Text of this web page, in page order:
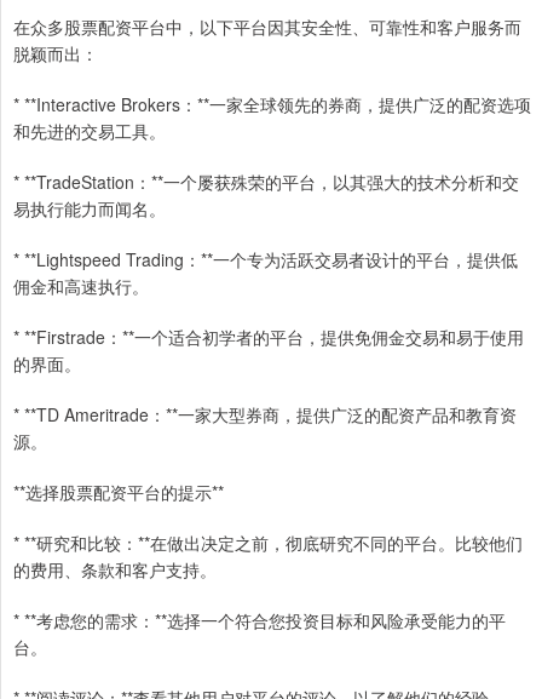
在众多股票配资平台中，以下平台因其安全性、可靠性和客户服务而
脱颖而出：
* **Interactive Brokers：**一家全球领先的券商，提供广泛的配资选项
和先进的交易工具。
* **TradeStation：**一个屡获殊荣的平台，以其强大的技术分析和交
易执行能力而闻名。
* **Lightspeed Trading：**一个专为活跃交易者设计的平台，提供低
佣金和高速执行。
* **Firstrade：**一个适合初学者的平台，提供免佣金交易和易于使用
的界面。
* **TD Ameritrade：**一家大型券商，提供广泛的配资产品和教育资
源。
**选择股票配资平台的提示**
* **研究和比较：**在做出决定之前，彻底研究不同的平台。比较他们
的费用、条款和客户支持。
* **考虑您的需求：**选择一个符合您投资目标和风险承受能力的平
台。